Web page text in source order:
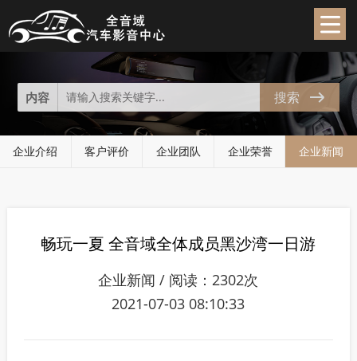
企业新闻
News
内容 搜索
企业介绍 客户评价 企业团队 企业荣誉 企业新闻
畅玩一夏 全音域全体成员黑沙湾一日游
企业新闻 / 阅读：2302次
2021-07-03 08:10:33